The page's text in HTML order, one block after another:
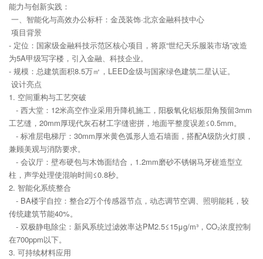
能力与创新实践：
一、智能化与高效办公标杆：金茂装饰·北京金融科技中心
项目背景
- 定位：国家级金融科技示范区核心项目，将原“世纪天乐服装市场”改造
为5A甲级写字楼，引入金融、科技企业。
- 规模：总建筑面积8.5万㎡，LEED金级与国家绿色建筑二星认证。
设计亮点
1. 空间重构与工艺突破
- 西大堂：12米高空作业采用升降机施工，阳极氧化铝板阳角预留3mm
工艺缝，20mm厚现代灰石材工字缝密拼，地面平整度误差≤0.5mm。
- 标准层电梯厅：30mm厚米黄色弧形人造石墙面，搭配A级防火灯膜，
兼顾美观与消防要求。
- 会议厅：壁布硬包与木饰面结合，1.2mm磨砂不锈钢马牙槎造型立
柱，声学处理使混响时间≤0.8秒。
2. 智能化系统整合
- BA楼宇自控：整合2万个传感器节点，动态调节空调、照明能耗，较
传统建筑节能40%。
- 双极静电除尘：新风系统过滤效率达PM2.5≤15μg/m³，CO₂浓度控制
在700ppm以下。
3. 可持续材料应用